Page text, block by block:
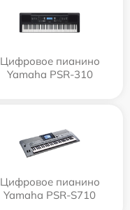
Цифровое пианино
Yamaha PSR-310
Цифровое пианино
Yamaha PSR-S710